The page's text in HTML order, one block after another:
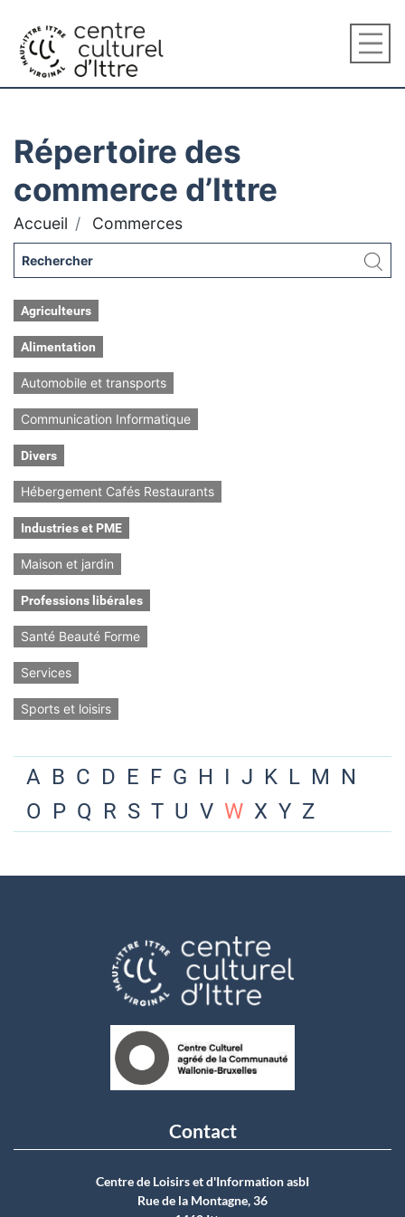
Répertoire des
commerce d’Ittre
Accueil Commerces
Agriculteurs
Alimentation
Automobile et transports
Communication Informatique
Divers
Hébergement Cafés Restaurants
Industries et PME
Maison et jardin
Professions libérales
Santé Beauté Forme
Services
Sports et loisirs
A B C D E F G H I J K L M N
O P Q R S T U V W X Y Z
Contact
Centre de Loisirs et d'Information asbI
Rue de la Montagne, 36